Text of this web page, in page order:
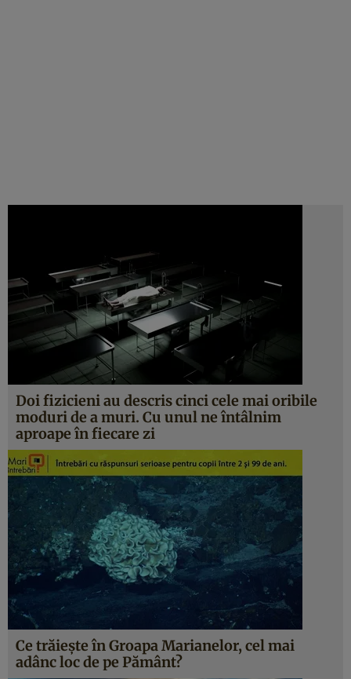
Doi fizicieni au descris cinci cele mai oribile
moduri de a muri. Cu unul ne întâlnim
aproape în fiecare zi
Ce trăieşte în Groapa Marianelor, cel mai
adânc loc de pe Pământ?